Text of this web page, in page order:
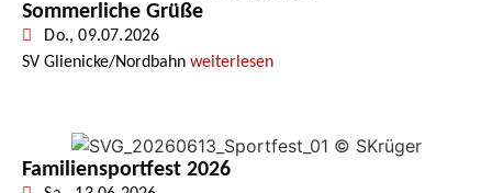
Sommerliche Grüße
Do., 09.07.2026
SV Glienicke/Nordbahn weiterlesen
Familiensportfest 2026